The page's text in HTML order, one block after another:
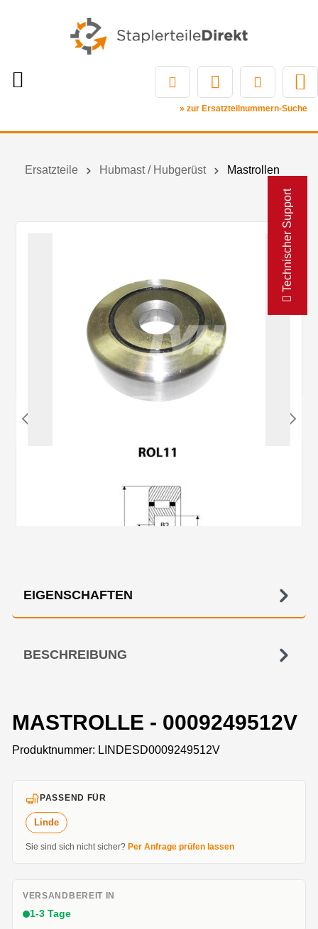
Technischer Support
» zur Ersatzteilnummern-Suche
Ersatzteile Hubmast / Hubgerüst Mastrollen
EIGENSCHAFTEN
BESCHREIBUNG
MASTROLLE - 0009249512V
Produktnummer: LINDESD0009249512V
PASSEND FÜR
Linde
Sie sind sich nicht sicher? Per Anfrage prüfen lassen
VERSANDBEREIT IN
1-3 Tage